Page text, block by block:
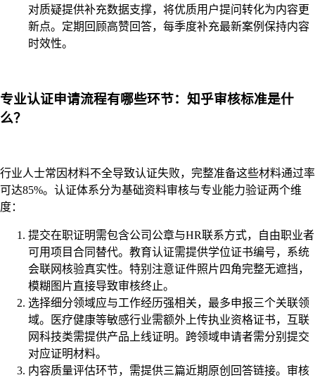
对质疑提供补充数据支撑，将优质用户提问转化为内容更
新点。定期回顾高赞回答，每季度补充最新案例保持内容
时效性。
专业认证申请流程有哪些环节：知乎审核标准是什
么？
行业人士常因材料不全导致认证失败，完整准备这些材料通过率
可达85%。认证体系分为基础资料审核与专业能力验证两个维
度：
提交在职证明需包含公司公章与HR联系方式，自由职业者
可用项目合同替代。教育认证需提供学位证书编号，系统
会联网核验真实性。特别注意证件照片四角完整无遮挡，
模糊图片直接导致审核终止。
选择细分领域应与工作经历强相关，最多申报三个关联领
域。医疗健康等敏感行业需额外上传执业资格证书，互联
网科技类需提供产品上线证明。跨领域申请者需分别提交
对应证明材料。
内容质量评估环节，需提供三篇近期原创回答链接。审核